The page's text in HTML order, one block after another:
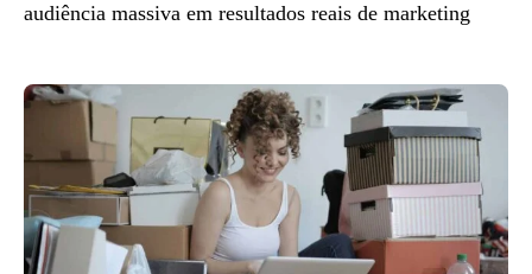
audiência massiva em resultados reais de marketing